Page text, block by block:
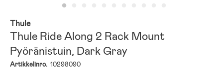
Thule
Thule Ride Along 2 Rack Mount
Pyöränistuin, Dark Gray
Artikkelinro. 10298090